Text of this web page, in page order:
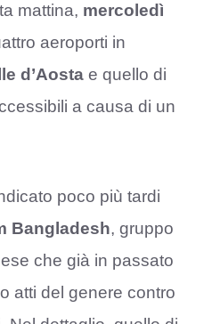
mattina, mercoledì
aeroporti in
d’Aosta e quello di
a causa di un
poco più tardi
Bangladesh, gruppo
che già in passato
atti del genere contro